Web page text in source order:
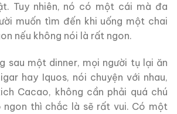
Tuy nhiên, nó có một cái mà đa
muốn tìm đến khi uống một chai
nếu không nói là rất ngon.
sau một dinner, mọi người tụ lại ăn
hay Iquos, nói chuyện với nhau,
Cacao, không cần phải quá chú
ngon thì chắc là sẽ rất vui. Có một